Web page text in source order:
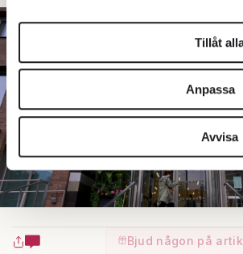
Vi använder enhetsidentifierare för att
annonserna till användarna,
och analysera vår trafik. Vi
och analysföretag som vi samarbetar
kombinera informationen med annan
tillhandahållit eller som de har samlat
tjänster.
Om du vill läsa mer om hur vi hanterar
här.
Tillåt
Anpassa
Avvisa
Bjud någon på